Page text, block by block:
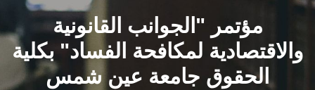
الشئون الأكاديمية
البحث العلمي
مؤتمر "الجوانب القانونية
والاقتصادية لمكافحة الفساد" بكلية
الحقوق جامعة عين شمس